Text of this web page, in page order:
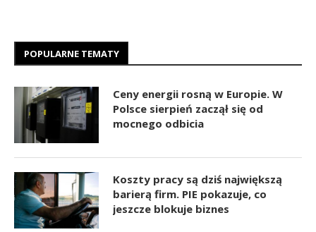
POPULARNE TEMATY
Ceny energii rosną w Europie. W
Polsce sierpień zaczął się od
mocnego odbicia
Koszty pracy są dziś największą
barierą firm. PIE pokazuje, co
jeszcze blokuje biznes